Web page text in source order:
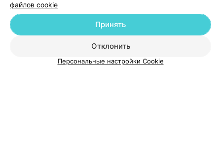
О проекте Новости проекта
Размещение рекламы
Медицинский маркетинг
Публичный договор
Пользовательское соглашение
Способы оплаты
файлов cookie
Отклонить
Принять
Персональные настройки Cookie